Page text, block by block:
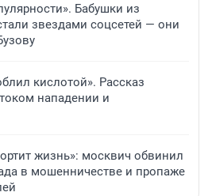
Бабушки из
звездами соцсетей — они
кислотой». Рассказ
нападении и
жизнь»: москвич обвинил
в мошенничестве и пропаже